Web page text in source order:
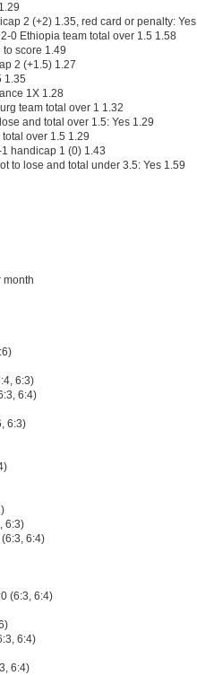
2 (+2) 1.35, red card or penalty: Yes
0 Ethiopia team total over 1.5 1.58
score 1.49
2 (+1.5) 1.27
1.35
1X 1.28
team total over 1 1.32
and total over 1.5: Yes 1.29
over 1.5 1.29
handicap 1 (0) 1.43
to lose and total under 3.5: Yes 1.59
6:3)
6:4)
6:3)
6:3)
6:4)
(6:3, 6:4)
6:4)
6:4)